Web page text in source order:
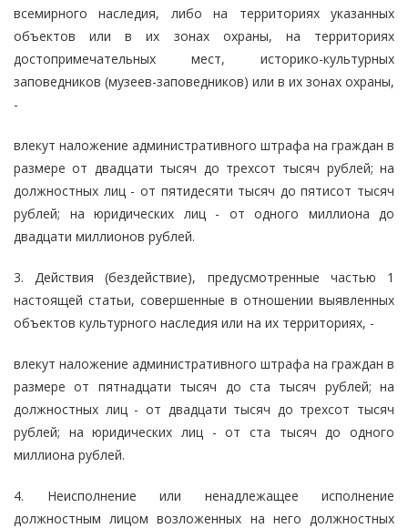
всемирного наследия, либо на территориях указанных
объектов или в их зонах охраны, на территориях
достопримечательных мест, историко-культурных
заповедников (музеев-заповедников) или в их зонах охраны,
-
влекут наложение административного штрафа на граждан в
размере от двадцати тысяч до трехсот тысяч рублей; на
должностных лиц - от пятидесяти тысяч до пятисот тысяч
рублей; на юридических лиц - от одного миллиона до
двадцати миллионов рублей.
3. Действия (бездействие), предусмотренные частью 1
настоящей статьи, совершенные в отношении выявленных
объектов культурного наследия или на их территориях, -
влекут наложение административного штрафа на граждан в
размере от пятнадцати тысяч до ста тысяч рублей; на
должностных лиц - от двадцати тысяч до трехсот тысяч
рублей; на юридических лиц - от ста тысяч до одного
миллиона рублей.
4. Неисполнение или ненадлежащее исполнение
должностным лицом возложенных на него должностных